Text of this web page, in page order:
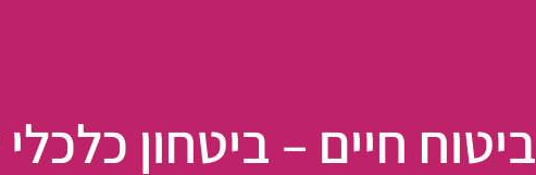
ביטוח חיים – ביטחון